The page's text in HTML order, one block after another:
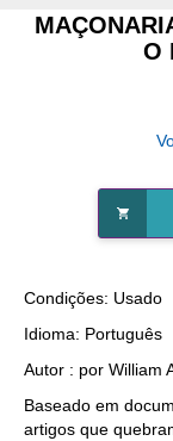
O
Condições: Usado
Idioma: Português
Autor : por William
Baseado em
artigos que